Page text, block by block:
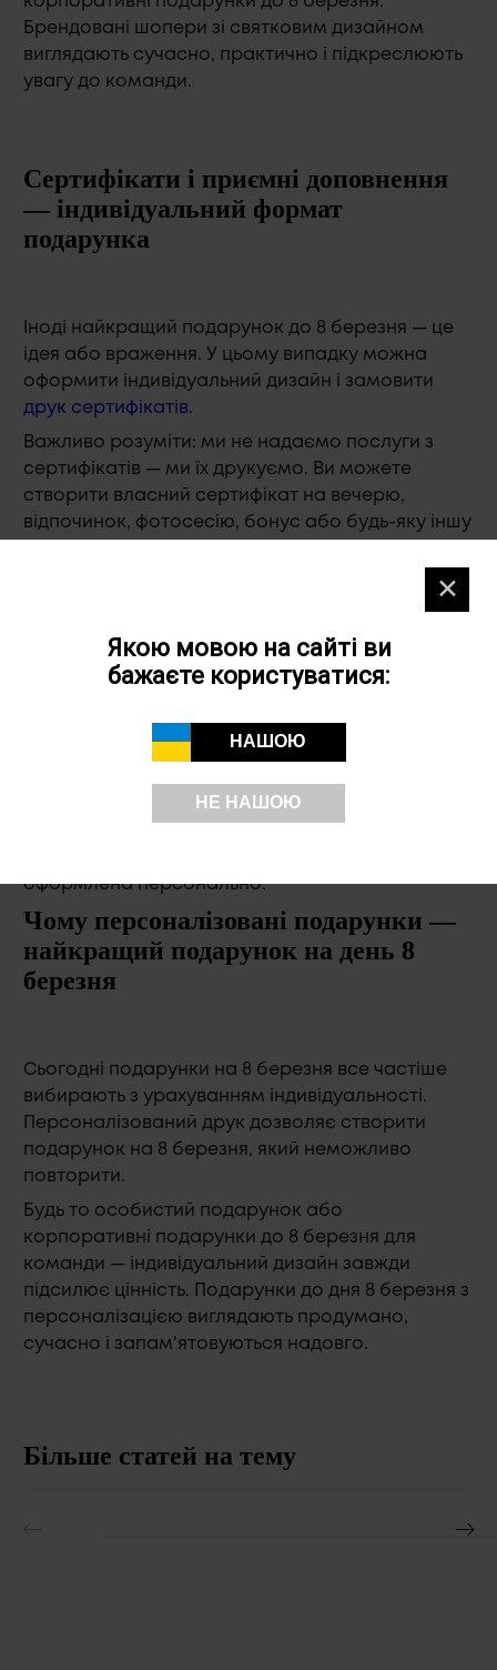
Брендовані шопери зі святковим дизайном
виглядають сучасно, практично і підкреслюють
увагу до команди.
Сертифікати і приємні доповнення
— індивідуальний формат
подарунка
Іноді найкращий подарунок до 8 березня — це
ідея або враження. У цьому випадку можна
оформити індивідуальний дизайн і замовити
друк сертифікатів.
Важливо розуміти: ми не надаємо послуги з
сертифікатів — ми їх друкуємо. Ви можете
створити власний сертифікат на вечерю,
відпочинок, фотосесію, бонус або будь-яку іншу
Такий формат активно використовується і в
корпоративному сегменті. Компанії замовляють
друковані сертифікати на премії, подарункові
програми, бонуси або внутрішні заохочення
варіант подарунків до 8 березня в діловому
Доповнити оформлення допоможуть
оформлена персонально.
Чому персоналізовані подарунки —
найкращий подарунок на день 8
березня
Сьогодні подарунки на 8 березня все частіше
вибирають з урахуванням індивідуальності.
Персоналізований друк дозволяє створити
подарунок на 8 березня, який неможливо
повторити.
Будь то особистий подарунок або
корпоративні подарунки до 8 березня для
команди — індивідуальний дизайн завжди
підсилює цінність. Подарунки до дня 8 березня з
персоналізацією виглядають продумано,
сучасно і запам'ятовуються надовго.
Бiльше статей на тему
✕
Якою мовою на сайті ви
бажаєте користуватися:
НАШОЮ
НЕ НАШОЮ